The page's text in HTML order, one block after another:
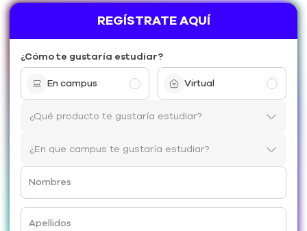
REGÍSTRATE AQUÍ
¿Cómo te gustaría estudiar?
En campus Virtual
Nombres
Apellidos